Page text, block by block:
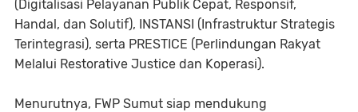
(Digitalisasi Pelayanan Publik Cepat, Responsif,
Handal, dan Solutif), INSTANSI (Infrastruktur Strategis
Terintegrasi), serta PRESTICE (Perlindungan Rakyat
Melalui Restorative Justice dan Koperasi).
Menurutnya, FWP Sumut siap mendukung